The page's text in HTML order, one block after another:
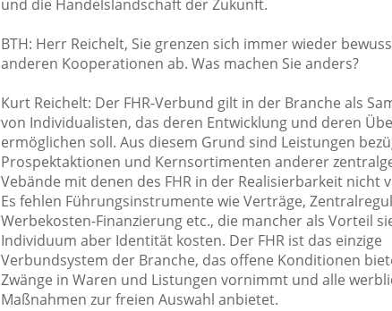
und die Handelslandschaft der Zukunft.
BTH: Herr Reichelt, Sie grenzen sich immer wieder
anderen Kooperationen ab. Was machen Sie anders?
Kurt Reichelt: Der FHR-Verbund gilt in der Branche als
von Individualisten, das deren Entwicklung und deren
ermöglichen soll. Aus diesem Grund sind Leistungen
Prospektaktionen und Kernsortimenten anderer
Vebände mit denen des FHR in der Realisierbarkeit nicht
Es fehlen Führungsinstrumente wie Verträge,
Werbekosten-Finanzierung etc., die mancher als Vorteil
Individuum aber Identität kosten. Der FHR ist das einzige
Verbundsystem der Branche, das offene Konditionen
Zwänge in Waren und Listungen vornimmt und alle
Maßnahmen zur freien Auswahl anbietet.